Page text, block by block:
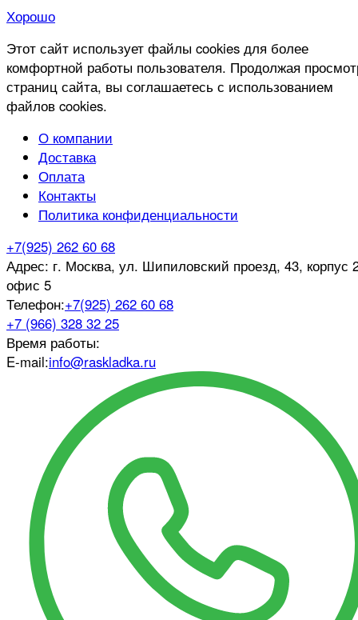
Хорошо
Этот сайт использует файлы cookies для более
комфортной работы пользователя. Продолжая
страниц сайта, вы соглашаетесь с использованием
файлов cookies.
О компании
Доставка
Оплата
Контакты
Политика конфиденциальности
+7(925) 262 60 68
Адрес: г. Москва, ул. Шипиловский проезд, 43, корпус
офис 5
Телефон:+7(925) 262 60 68
+7 (966) 328 32 25
Время работы:
E-mail:info@raskladka.ru